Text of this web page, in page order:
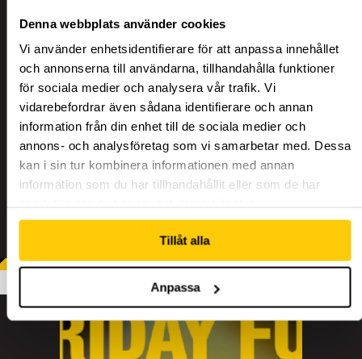
Denna webbplats använder cookies
Vi använder enhetsidentifierare för att anpassa innehållet
och annonserna till användarna, tillhandahålla funktioner
för sociala medier och analysera vår trafik. Vi
vidarebefordrar även sådana identifierare och annan
information från din enhet till de sociala medier och
annons- och analysföretag som vi samarbetar med. Dessa
kan i sin tur kombinera informationen med annan
information som du har tillhandahållit eller som de har
Tillåt alla
Anpassa
TRÄNING